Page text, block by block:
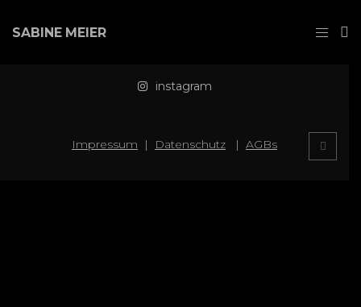
SABINE MEIER
instagram
Impressum | Datenschutz | AGBs